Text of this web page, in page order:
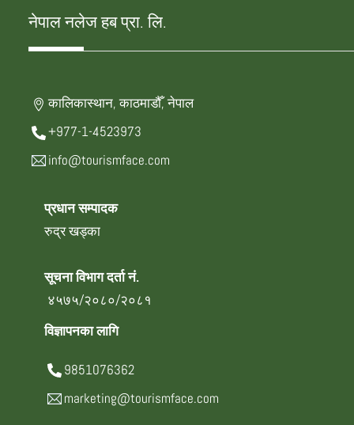
नेपाल नलेज हब प्रा. लि.
कालिकास्थान, काठमाडौँ, नेपाल
+977-1-4523973
info@tourismface.com
प्रधान सम्पादक
रुद्र खड्का
सूचना विभाग दर्ता नं.
४५७५/२०८०/२०८१
विज्ञापनका लागि
9851076362
marketing@tourismface.com